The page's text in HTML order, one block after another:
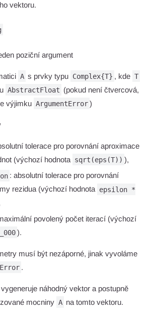
vektoru.
poziční argument
A s prvky typu Complex{T} , kde T
AbstractFloat (pokud není čtvercová,
výjimku ArgumentError )
tolerace pro porovnání aproximace
(výchozí hodnota sqrt(eps(T)) ),
: absolutní tolerace pro porovnání
rezidua (výchozí hodnota epsilon *
povolený počet iterací (výchozí
).
musí být nezáporné, jinak vyvoláme
.
náhodný vektor a postupně
mocniny A na tomto vektoru.